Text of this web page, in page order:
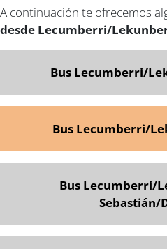
A continuación te ofrecemos
desde Lecumberri/
Bus Lecumberri/
Bus Lecumberri/
Bus Lecumberri/
Sebastián/